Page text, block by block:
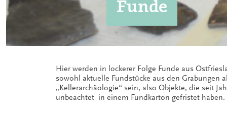
Funde
Hier werden in lockerer Folge Funde aus
sowohl aktuelle Fundstücke aus den Grabungen
„Kellerarchäologie“ sein, also Objekte, die seit
unbeachtet in einem Fundkarton gefristet
die aus privater Hand abgegeben bzw. zur